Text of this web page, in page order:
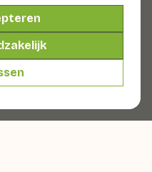
het wordt bereid. De
overlevering dat Judas
nadat hij Jezus
op een oor.